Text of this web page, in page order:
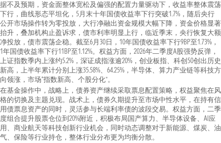
据不及预期，资金面整体宽松及偏强的配置力量驱动下，收益率整体震荡
下行，曲线形态平坦化，5月末十年国债收益率下行突破1.7%，随后央行
公开市场操作转为零投放，大行净融出资金规模大幅下降，资金价格显著
抬升，叠加机构止盈诉求，债市利率明显上行，临近季末，央行恢复大额
净投放，债市震荡企稳。截至6月30日，10年国债收益率下行9BP至1.73%，
1年国债收益率下行11BP至1.12%。权益方面，2026年二季度A股强势反弹，
上证指数季内上涨约5.2%，深证成指涨逾20%，创业板指、科创50创出历史
新高，上半年累计分别上涨35.58%、64.25%，半导体、算力产业链等科技方
向领涨，市场“指数新高、个股分化”。
在基金操作中，战略上，债券资产继续采取票息配置策略，权益聚焦在风
格的切换及主题兑现。战术上，债券久期提升至市场中性水平，在持有信
用债票息资产的同时，灵活参与长端利率债的波段交易。权益方面，二季
度组合提升股票仓位到20%附近，积极布局国产算力、半导体设备、AI应
用、商业航天等科技创新行业机会，同时动态调整对于新能源、煤炭、油
气、保险等行业持仓，整体行业分布更为均衡分散。